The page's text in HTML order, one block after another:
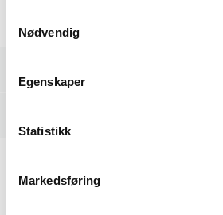
Nødvendig
Egenskaper
Statistikk
Markedsføring
Kunder så også på